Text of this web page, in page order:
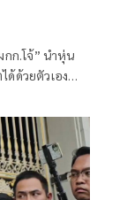
ก.โจ้” นำหุ่น
ด้ด้วยตัวเอง